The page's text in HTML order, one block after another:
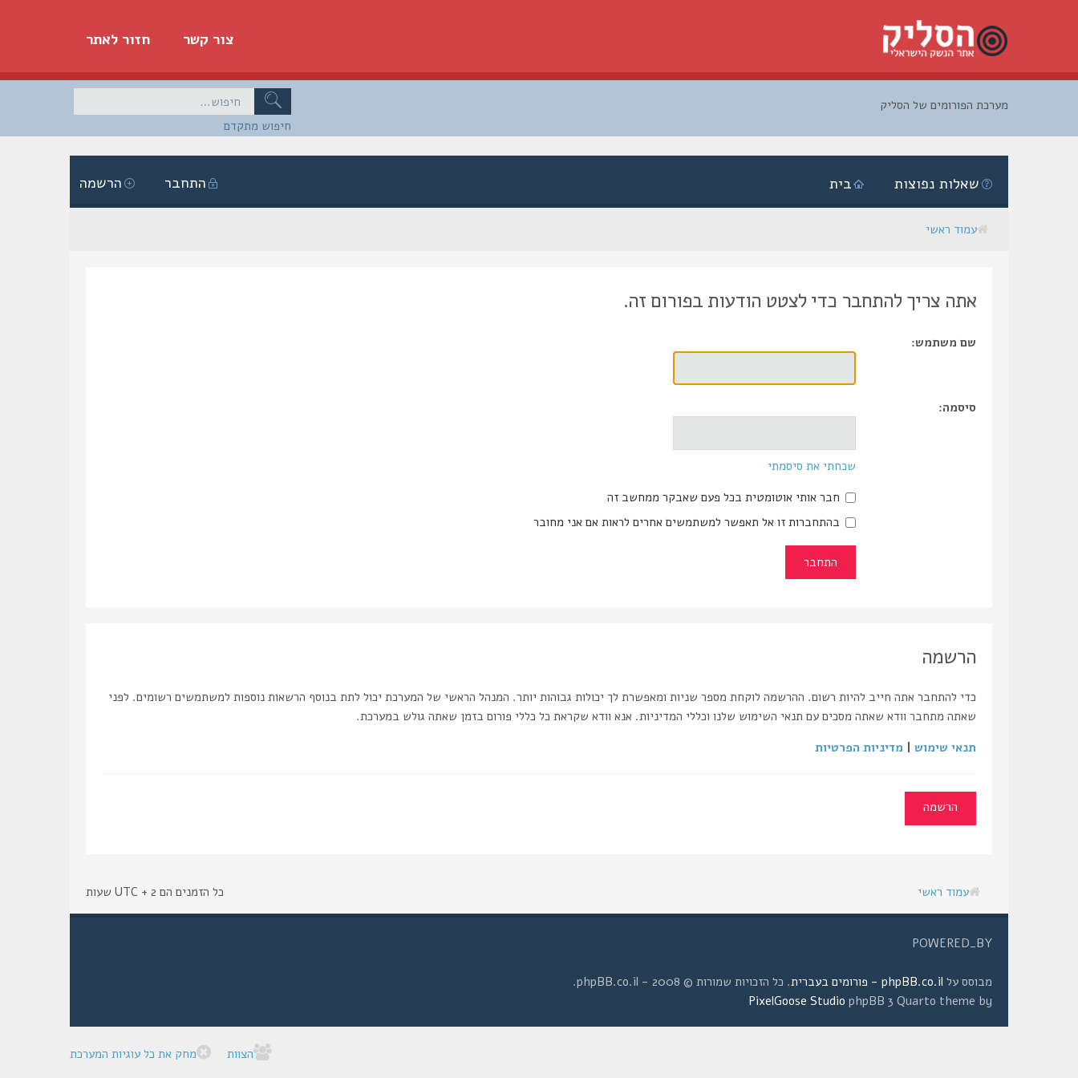
חזור לאתר צור קשר
חיפוש מתקדם
מערכת הפורומים של הסליק
הרשמה התחבר בית שאלות נפוצות
עמוד ראשי
אתה צריך להתחבר כדי לצטט הודעות בפורום זה.
שם משתמש:
סיסמה:
שכחתי את סיסמתי
חבר אותי אוטומטית בכל פעם שאבקר ממחשב זה
בהתחברות זו אל תאפשר למשתמשים אחרים לראות אם אני מחובר
הרשמה
כדי להתחבר אתה חייב להיות רשום. ההרשמה לוקחת מספר שניות ומאפשרת לך יכולות גבוהות יותר. המנהל הראשי של המערכת יכול לתת בנוסף הרשאות נוספות למשתמשים רשומים. לפני
שאתה מתחבר וודא שאתה מסכים עם תנאי השימוש שלנו וכללי המדיניות. אנא וודא שקראת כל כללי פורום בזמן שאתה גולש במערכת.
תנאי שימוש | מדיניות הפרטיות
הרשמה
עמוד ראשי כל הזמנים הם UTC + 2 שעות
POWERED_BY
מבוסס על phpBB.co.il - פורומים בעברית
. כל הזכויות שמורות © 2008 - phpBB.co.il.
phpBB 3 Quarto theme by
PixelGoose Studio
הצוות מחק את כל עוגיות המערכת